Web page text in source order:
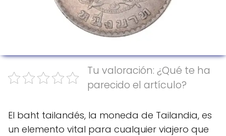
Tu valoración: ¿Qué te ha
parecido el artículo?
El baht tailandés, la moneda de Tailandia, es
un elemento vital para cualquier viajero que